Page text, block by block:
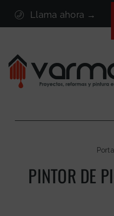
contenido
Llama ahora →
Sectores
Nosotros
PINTOR DE